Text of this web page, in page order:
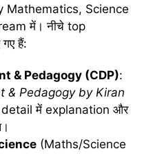
Mathematics, Science
में। नीचे top
हैं:
& Pedagogy (CDP):
& Pedagogy by Kiran
में explanation और
(Maths/Science